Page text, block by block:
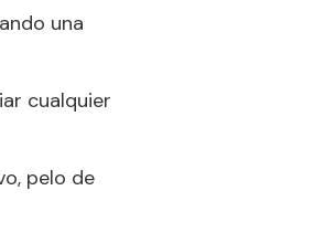
una
cualquier
pelo de